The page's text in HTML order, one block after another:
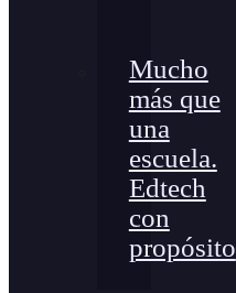
Mucho
más que
una
escuela.
Edtech
con
propósito